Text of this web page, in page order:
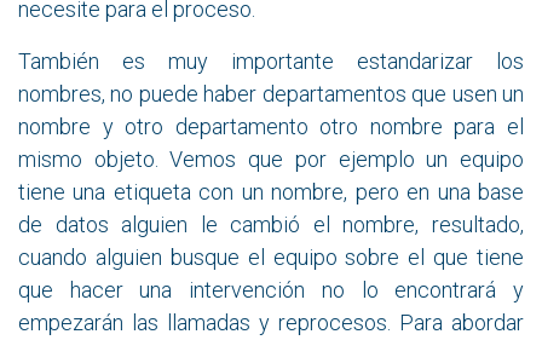
necesite para el proceso.
También es muy importante estandarizar los
nombres, no puede haber departamentos que usen un
nombre y otro departamento otro nombre para el
mismo objeto. Vemos que por ejemplo un equipo
tiene una etiqueta con un nombre, pero en una base
de datos alguien le cambió el nombre, resultado,
cuando alguien busque el equipo sobre el que tiene
que hacer una intervención no lo encontrará y
empezarán las llamadas y reprocesos. Para abordar